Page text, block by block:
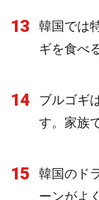
13
韓国では
ギを食べ
14
ブルゴギ
す。家族
15
韓国のド
ーンがよ